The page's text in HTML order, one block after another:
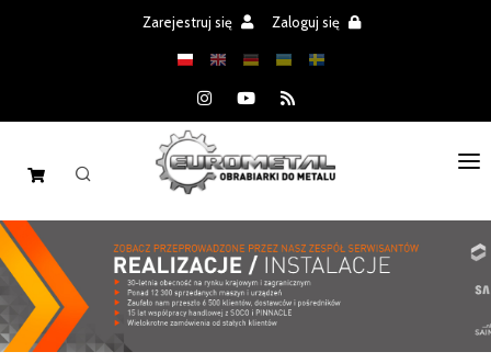
Zarejestruj się Zaloguj się
STRONA GŁÓWNA
MASZYNY
CZĘŚCI